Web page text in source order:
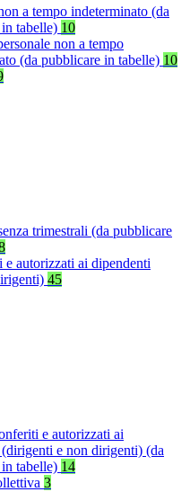
a tempo indeterminato (da
tabelle) 10
non a tempo
(da pubblicare in tabelle) 10
trimestrali (da pubblicare
autorizzati ai dipendenti
45
e autorizzati ai
e non dirigenti) (da
tabelle) 14
3